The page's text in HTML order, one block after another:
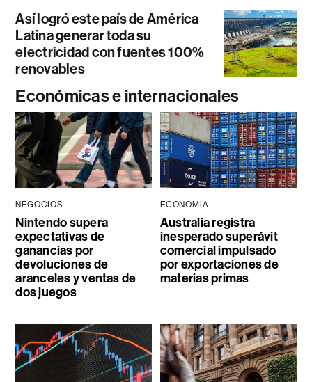
Así logró este país de América
Latina generar toda su
electricidad con fuentes 100%
renovables
Económicas e internacionales
NEGOCIOS
Nintendo supera
expectativas de
ganancias por
devoluciones de
aranceles y ventas de
dos juegos
ECONOMÍA
Australia registra
inesperado superávit
comercial impulsado
por exportaciones de
materias primas